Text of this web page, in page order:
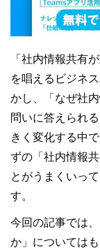
「社内情報共有
を唱えるビジネ
かし、「なぜ社
問いに答えられ
きく変化する中
ずの「社内情報
とがうまくいっ
す。
今回の記事では
か」については